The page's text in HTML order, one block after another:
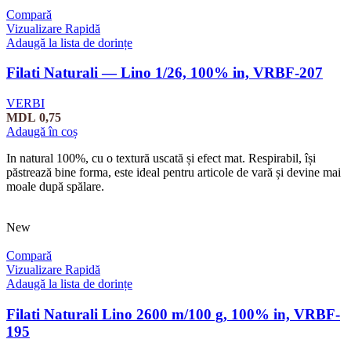
Compară
Vizualizare Rapidă
Adaugă la lista de dorințe
Filati Naturali — Lino 1/26, 100% in, VRBF-207
VERBI
MDL 0,75
Adaugă în coș
In natural 100%, cu o textură uscată și efect mat. Respirabil, își
păstrează bine forma, este ideal pentru articole de vară și devine mai
moale după spălare.
New
Compară
Vizualizare Rapidă
Adaugă la lista de dorințe
Filati Naturali Lino 2600 m/100 g, 100% in, VRBF-
195